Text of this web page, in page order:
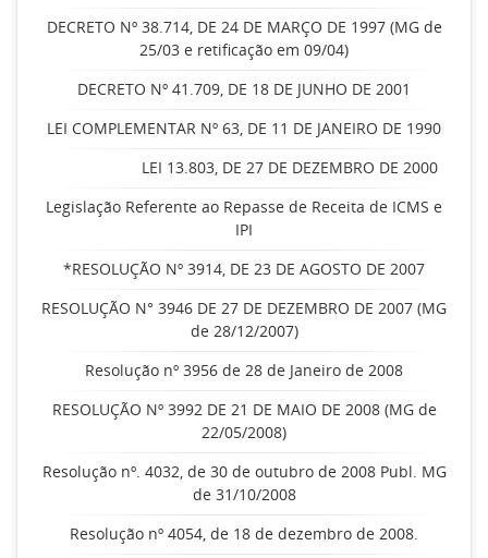
DECRETO Nº 38.714, DE 24 DE MARÇO DE 1997 (MG de
25/03 e retificação em 09/04)
DECRETO Nº 41.709, DE 18 DE JUNHO DE 2001
LEI COMPLEMENTAR Nº 63, DE 11 DE JANEIRO DE 1990
LEI 13.803, DE 27 DE DEZEMBRO DE 2000
Legislação Referente ao Repasse de Receita de ICMS e
IPI
*RESOLUÇÃO Nº 3914, DE 23 DE AGOSTO DE 2007
RESOLUÇÃO N° 3946 DE 27 DE DEZEMBRO DE 2007 (MG
de 28/12/2007)
Resolução nº 3956 de 28 de Janeiro de 2008
RESOLUÇÃO Nº 3992 DE 21 DE MAIO DE 2008 (MG de
22/05/2008)
Resolução nº. 4032, de 30 de outubro de 2008 Publ. MG
de 31/10/2008
Resolução nº 4054, de 18 de dezembro de 2008.